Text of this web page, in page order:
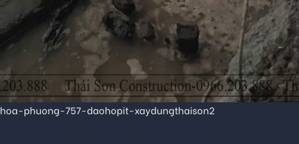
phuong-757-daohopit-xaydungthaison2